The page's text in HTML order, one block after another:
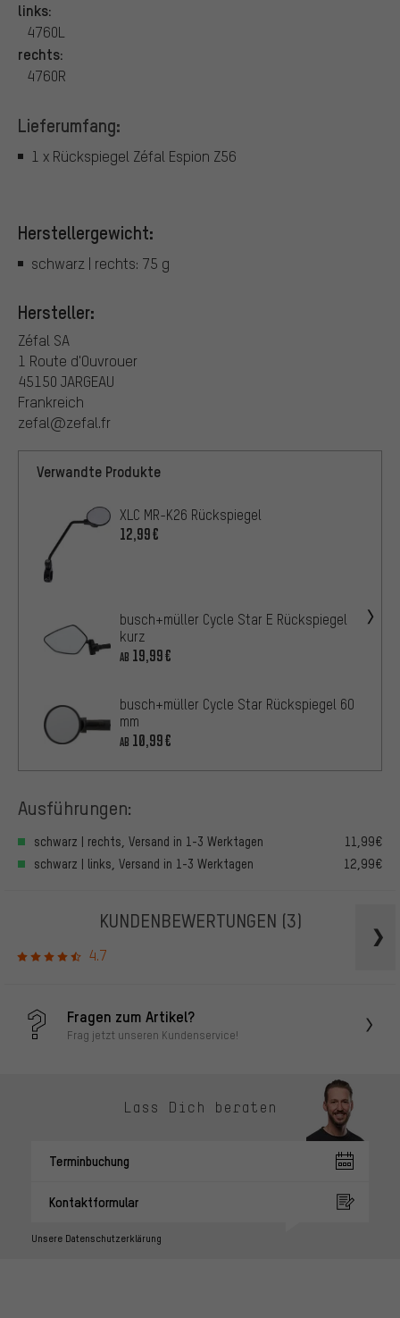
links:
4760L
rechts:
4760R
Lieferumfang:
1 x Rückspiegel Zéfal Espion Z56
Herstellergewicht:
schwarz | rechts: 75 g
Hersteller:
Zéfal SA
1 Route d'Ouvrouer
45150 JARGEAU
Frankreich
zefal@zefal.fr
Verwandte Produkte
XLC MR-K26 Rückspiegel
12,99€
busch+müller Cycle Star E Rückspiegel
kurz
AB 19,99€
busch+müller Cycle Star Rückspiegel 60
mm
AB 10,99€
Ausführungen:
schwarz | rechts, Versand in 1-3 Werktagen
11,99€
schwarz | links, Versand in 1-3 Werktagen
12,99€
KUNDENBEWERTUNGEN (3)
4.7
Fragen zum Artikel?
Frag jetzt unseren Kundenservice!
Lass Dich beraten
Terminbuchung
Kontaktformular
Unsere Datenschutzerklärung